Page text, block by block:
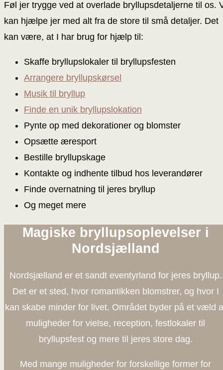
Føl jer trygge ved at overlade bryllupsdetaljerne til os.
kan hjælpe jer med alt fra de store til små detaljer. Det
kan være, at I har brug for hjælp til:
Skaffe bryllupslokaler til bryllupsfesten
Arrangere bryllupskørsel
Musik til bryllup
Finde en unik bryllupslokation
Pynte op med dekorationer og blomster
Opsætte æresport
Bestille bryllupskage
Kontakte og indhente tilbud hos leverandører
Finde overnatning til jeres bryllup
Og meget mere
Magiske bryllupsoplevelser i
Nordsjælland
Nordsjælland er et sandt eventyrland for jeres bryllup.
Det er et sted, hvor romantikken blomstrer, og hvor I
kan skabe minder for livet. Området byder på et væld
muligheder for vielse, reception, festlokaler til
bryllupsfest og mere til jeres store dag.
Med mange muligheder for forskellige former for